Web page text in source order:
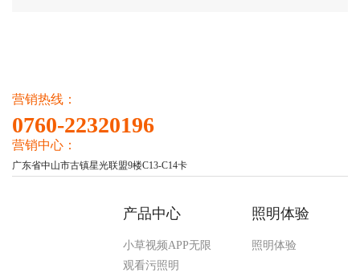
营销热线：
0760-22320196
营销中心：
广东省中山市古镇星光联盟9楼C13-C14卡
产品中心
小草视频APP无限
观看污照明
照明体验
照明体验